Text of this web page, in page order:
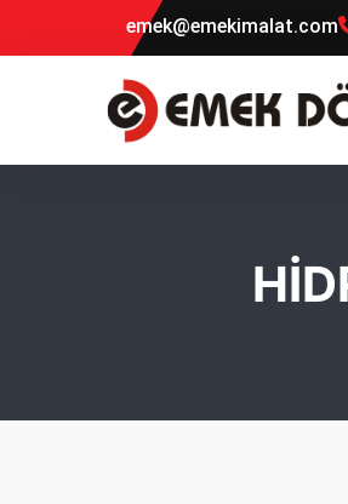
emek@emekimalat.com